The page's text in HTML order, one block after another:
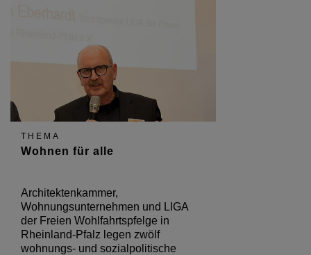
THEMA
Wohnen für alle
Architektenkammer,
Wohnungsunternehmen und LIGA
der Freien Wohlfahrtspfelge in
Rheinland-Pfalz legen zwölf
wohnungs- und sozialpolitische